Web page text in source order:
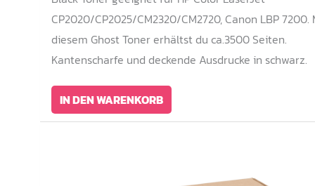
CP2020/CP2025/CM2320/CM2720, Canon LBP 7200.
diesem Ghost Toner erhältst du ca.3500 Seiten.
Kantenscharfe und deckende Ausdrucke in schwarz.
IN DEN WARENKORB